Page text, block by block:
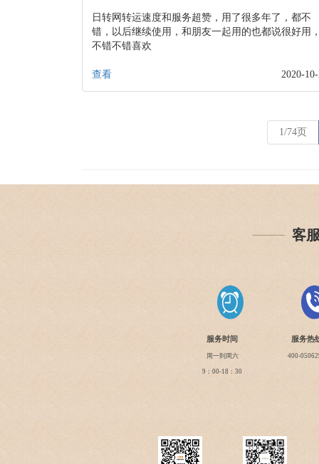
日转网转运速度和服务超赞，用了很多年了，都不
错，以后继续使用，和朋友一起用的也都说很好用
不错不错喜欢
查看 2020-
1/74页
客
服务时间
周一到周六
9：00-18：30
服务热
400-